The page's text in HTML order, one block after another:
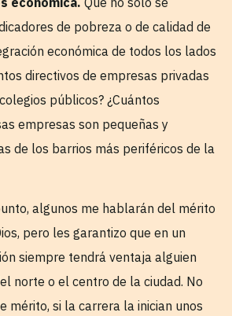
de pobreza o de calidad de
económica de todos los lados
directivos de empresas privadas
públicos? ¿Cuántos
empresas son pequeñas y
de los barrios más periféricos de la
algunos me hablarán del mérito
pero les garantizo que en un
siempre tendrá ventaja alguien
norte o el centro de la ciudad. No
mérito, si la carrera la inician unos